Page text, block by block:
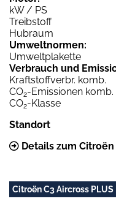
kW / PS
Treibstoff
Hubraum
Umweltnormen:
Umweltplakette
Verbrauch und
Kraftstoffverbr. komb.
CO2-Emissionen komb.
CO2-Klasse
Standort
Details zum
Citroën C3 Aircross PLUS